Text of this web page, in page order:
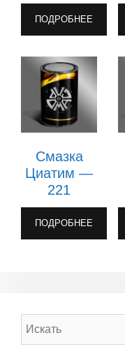
ПОДРОБНЕЕ
Смазка
Циатим —
221
ПОДРОБНЕЕ